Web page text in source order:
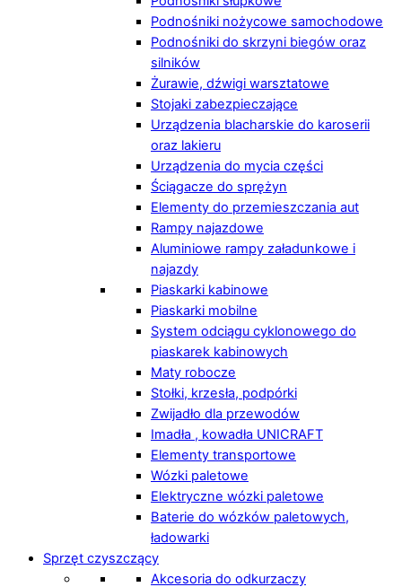
Podnośniki nożycowe samochodowe
Podnośniki do skrzyni biegów oraz
silników
Żurawie, dźwigi warsztatowe
Stojaki zabezpieczające
Urządzenia blacharskie do karoserii
oraz lakieru
Urządzenia do mycia części
Ściągacze do sprężyn
Elementy do przemieszczania aut
Rampy najazdowe
Aluminiowe rampy załadunkowe i
najazdy
Piaskarki kabinowe
Piaskarki mobilne
System odciągu cyklonowego do
piaskarek kabinowych
Maty robocze
Stołki, krzesła, podpórki
Zwijadło dla przewodów
Imadła , kowadła UNICRAFT
Elementy transportowe
Wózki paletowe
Elektryczne wózki paletowe
Baterie do wózków paletowych,
ładowarki
Sprzęt czyszczący
Akcesoria do odkurzaczy